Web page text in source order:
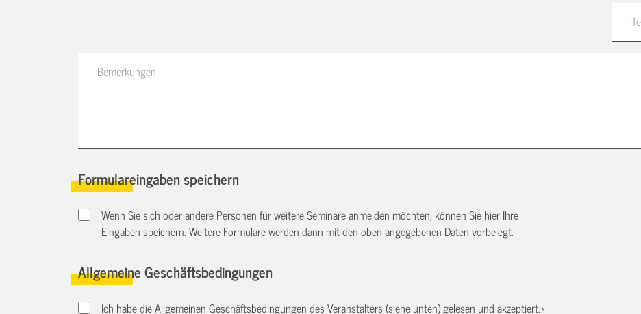
Formulareingaben speichern
Wenn Sie sich oder andere Personen für weitere Seminare anmelden möchten, können Sie hier Ihre
Eingaben speichern. Weitere Formulare werden dann mit den oben angegebenen Daten vorbelegt.
Allgemeine Geschäftsbedingungen
Ich habe die Allgemeinen Geschäftsbedingungen des Veranstalters (siehe unten) gelesen und akzeptiert.*